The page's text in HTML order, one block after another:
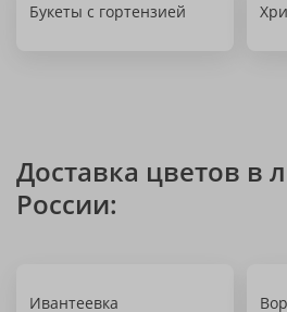
Букеты с гортензией
Доставка цветов в
России:
Ивантеевка